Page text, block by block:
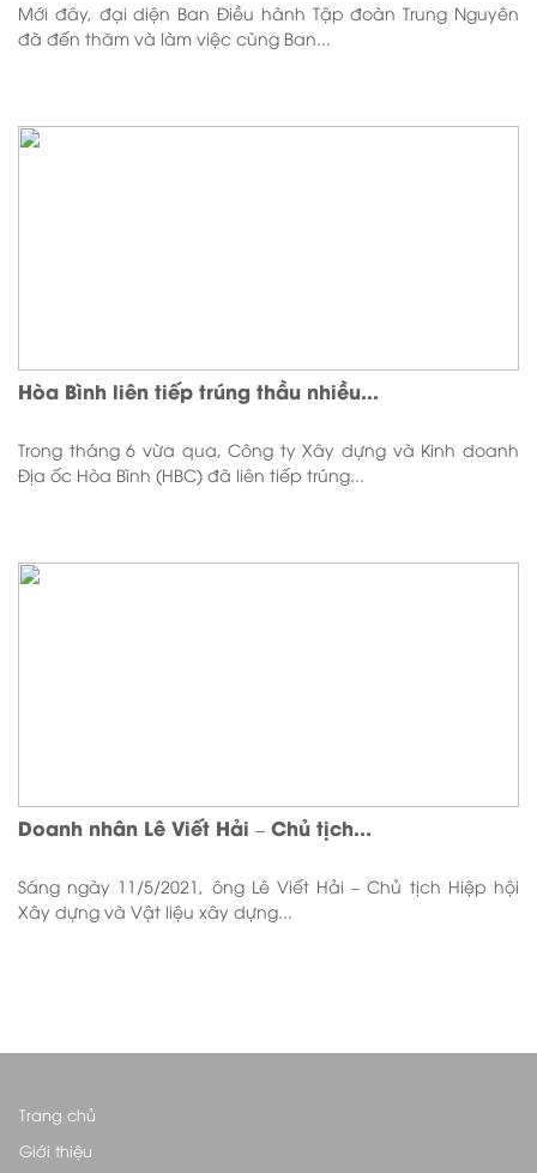
Mới đây, đại diện Ban Điều hành Tập đoàn Trung Nguyên
đã đến thăm và làm việc cùng Ban...
Hòa Bình liên tiếp trúng thầu nhiều...
Trong tháng 6 vừa qua, Công ty Xây dựng và Kinh doanh
Địa ốc Hòa Bình (HBC) đã liên tiếp trúng...
Doanh nhân Lê Viết Hải – Chủ tịch...
Sáng ngày 11/5/2021, ông Lê Viết Hải – Chủ tịch Hiệp hội
Xây dựng và Vật liệu xây dựng...
Trang chủ
Giới thiệu